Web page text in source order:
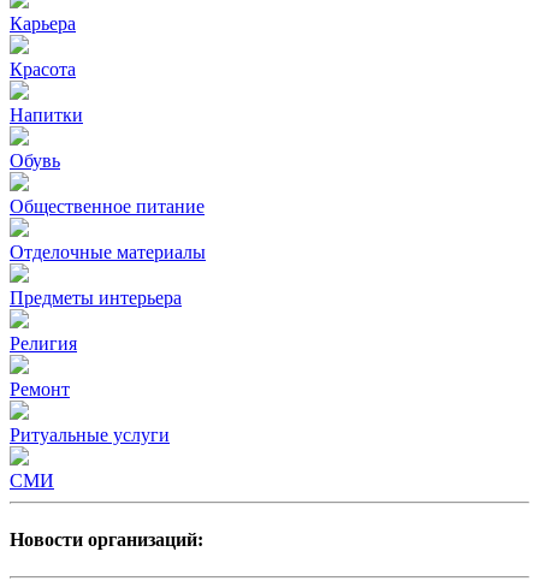
Карьера
Красота
Напитки
Обувь
Общественное питание
Отделочные материалы
Предметы интерьера
Религия
Ремонт
Ритуальные услуги
СМИ
Новости организаций: